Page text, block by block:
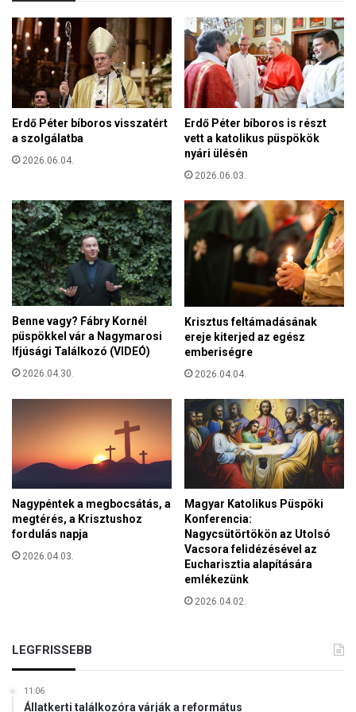
n
y
g
u
r
k
e
e
l
é
s
é
n
e
k
d
á
n
i
a
t
o
l
u
s
o
k
e
l
l
e
n
Erdő Péter bíboros visszatért
a szolgálatba
2026.06.04.
Erdő Péter bíboros is részt
vett a katolikus püspökök
nyári ülésén
2026.06.03.
Benne vagy? Fábry Kornél
püspökkel vár a Nagymarosi
Ifjúsági Találkozó (VIDEÓ)
2026.04.30.
Krisztus feltámadásának
ereje kiterjed az egész
emberiségre
2026.04.04.
Nagypéntek a megbocsátás, a
megtérés, a Krisztushoz
fordulás napja
2026.04.03.
Magyar Katolikus Püspöki
Konferencia:
Nagycsütörtökön az Utolsó
Vacsora felidézésével az
Eucharisztia alapítására
emlékezünk
2026.04.02.
LEGFRISSEBB
11:06
Állatkerti találkozóra várják a református